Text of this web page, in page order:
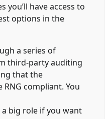
you’ll have access to
options in the
a series of
third-party auditing
that the
RNG compliant. You
big role if you want